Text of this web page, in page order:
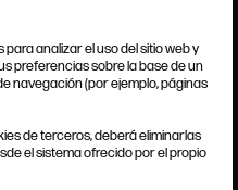
COOKIES
analizar el uso del sitio web y
preferencias sobre la base de un
navegación (por ejemplo, páginas
de terceros, deberá eliminarlas
el sistema ofrecido por el propio